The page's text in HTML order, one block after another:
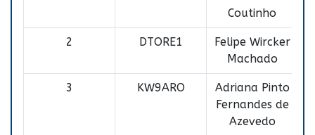
Coutinho
2 DTORE1
Felipe Wircker
Machado
3 KW9ARO
Adriana Pinto
Fernandes de
Azevedo